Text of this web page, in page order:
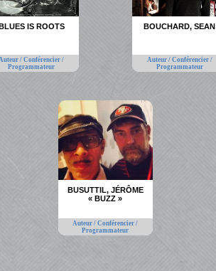
IS ROOTS
Auteur / Conférencier /
Programmateur
BOUCHARD, SEAN
Auteur / Conférencier /
Programmateur
BUSUTTIL, JÉRÔME
« BUZZ »
Auteur / Conférencier /
Programmateur